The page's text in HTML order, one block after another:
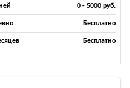
0 - 5000 руб.
Бесплатно
Бесплатно